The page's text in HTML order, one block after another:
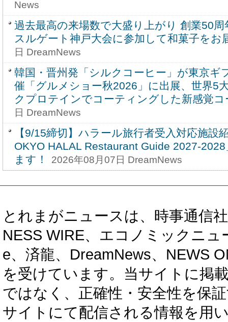
News
過去最高の来場数で大盛り上がり 創業50
スルゲート神戸大会に参加して和菓子をお
日 DreamNews
韓国・晋州発「シルクコーヒー」が東京ギ
催「グルメショー秋2026」に出展、世界5
クプロテインでコーティングした新感覚コ
日 DreamNews
【9/15締切】ハラール旅行者受入対応施設
OKYO HALAL Restaurant Guide 2027-
ます！
2026年08月07日 DreamNews
とれまがニュースは、時事通信
NESS WIRE、エコノミックニ
e、済龍、DreamNews、NEWS
を受けています。当サイトに掲
ではなく、正確性・安全性を保
サイトにて配信される情報を用